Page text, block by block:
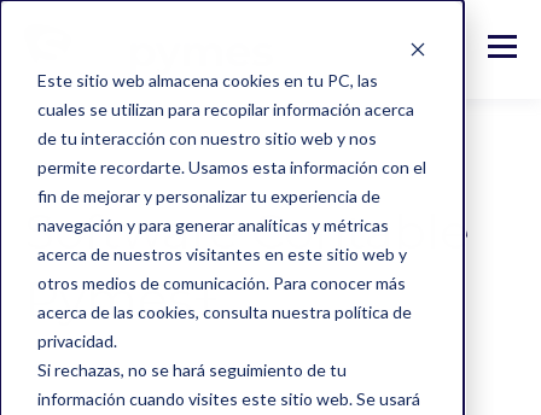
Este sitio web almacena cookies en tu PC, las
cuales se utilizan para recopilar información acerca
de tu interacción con nuestro sitio web y nos
permite recordarte. Usamos esta información con el
fin de mejorar y personalizar tu experiencia de
navegación y para generar analíticas y métricas
acerca de nuestros visitantes en este sitio web y
otros medios de comunicación. Para conocer más
acerca de las cookies, consulta nuestra política de
privacidad.
Si rechazas, no se hará seguimiento de tu
información cuando visites este sitio web. Se usará
Software Contable
Pymes+